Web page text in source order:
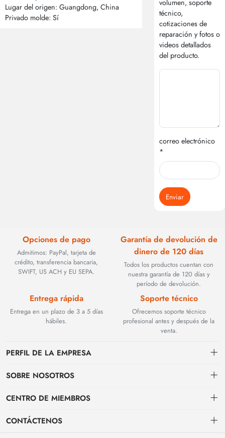
Lugar del origen: Guangdong, China
Privado molde: Sí
volumen, soporte
técnico,
cotizaciones de
reparación y fotos o
videos detallados
del producto.
correo electrónico
*
Enviar
Opciones de pago
Admitimos: PayPal, tarjeta de
crédito, transferencia bancaria,
SWIFT, US ACH y EU SEPA.
Garantía de devolución de
dinero de 120 días
Todos los productos cuentan con
nuestra garantía de 120 días y
período de devolución.
Entrega rápida
Entrega en un plazo de 3 a 5 días
hábiles.
Soporte técnico
Ofrecemos soporte técnico
profesional antes y después de la
venta.
PERFIL DE LA EMPRESA
Fundada en 2002, BEYOND TECHNOLOGY INTERNATIONAL LIMITED
rendimiento. Con la evolución de las redes industriales, ampliamos
SOBRE NOSOTROS
Contacto
Condiciones de pago & facturación
CENTRO DE MIEMBROS
centro personal
Mi pedido
CONTÁCTENOS